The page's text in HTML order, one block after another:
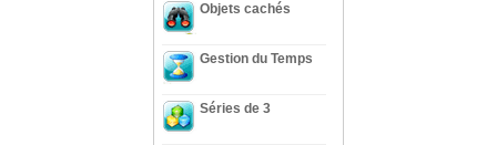
Objets cachés
Gestion du Temps
Séries de 3